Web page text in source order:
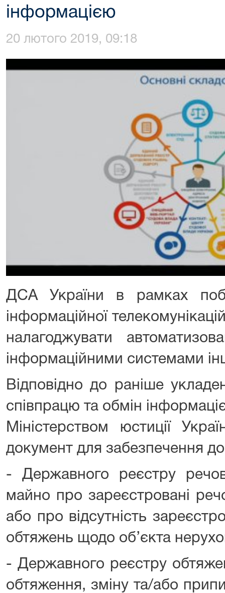
інформацією
20 лютого 2019, 09:18
ДСА України в рамках
інформаційної
налагоджувати
інформаційними системами
Відповідно до раніше
співпрацю та обмін
Міністерством юстиції
документ для забезпечення
- Державного реєстру
майно про зареєстровані
або про відсутність
обтяжень щодо об’єкта
- Державного реєстру
обтяження, зміну та/або